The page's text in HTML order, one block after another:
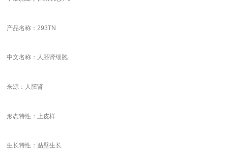
产品名称：293TN
中文名称：人胚肾细胞
来源：人胚肾
形态特性：上皮样
生长特性：贴壁生长